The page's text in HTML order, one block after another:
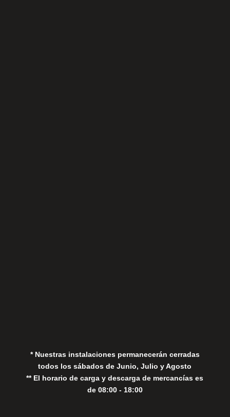
* Nuestras instalaciones permanecerán cerradas
todos los sábados de Junio, Julio y Agosto
** El horario de carga y descarga de mercancías es
de 08:00 - 18:00